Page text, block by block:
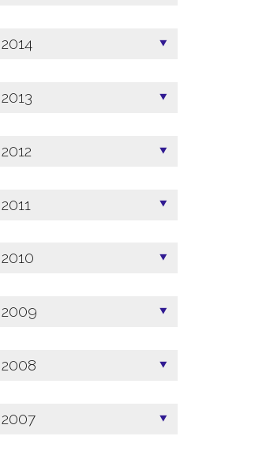
2014
2013
2012
2011
2010
2009
2008
2007